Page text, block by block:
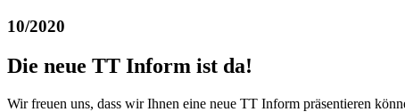
10/2020
Die neue TT Inform ist da!
Wir freuen uns, dass wir Ihnen eine neue TT Inform präsentieren